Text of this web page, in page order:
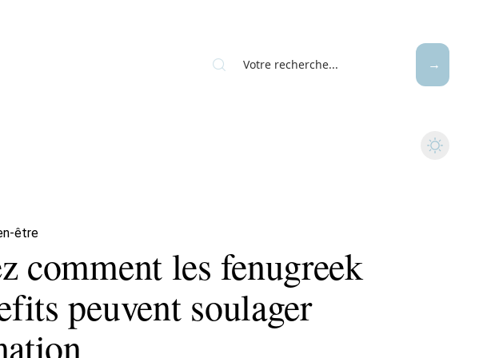
être
comment les fenugreek
peuvent soulager